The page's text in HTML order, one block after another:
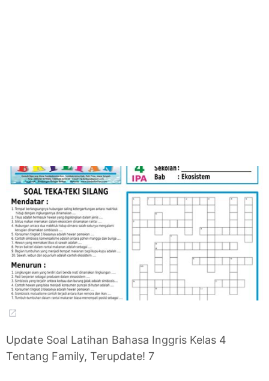
Update Soal Latihan Bahasa Inggris Kelas 4
Tentang Family, Terupdate! 7